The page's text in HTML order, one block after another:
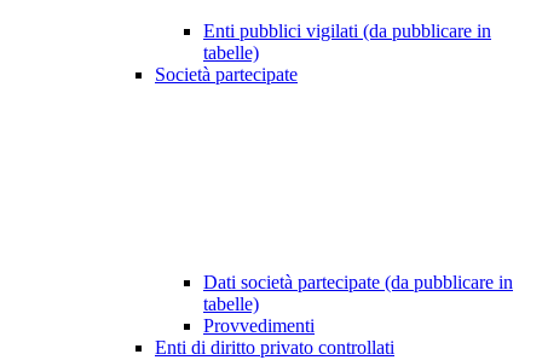
Enti pubblici vigilati (da pubblicare in
tabelle)
Società partecipate
Dati società partecipate (da pubblicare in
tabelle)
Provvedimenti
Enti di diritto privato controllati